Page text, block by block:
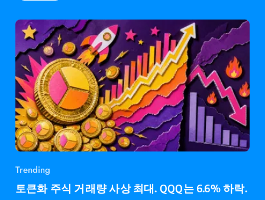
Trending
토큰화 주식 거래량 사상 최대. QQQ는 6.6% 하락.